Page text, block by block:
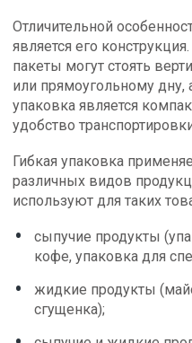
Отличительной
является его
пакеты могут стоять
или прямоугольному
упаковка является
удобство
Гибкая упаковка
различных видов
используют для таких
сыпучие продукты
кофе, упаковка для
жидкие продукты
сгущенка);